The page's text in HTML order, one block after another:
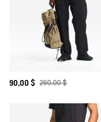
GILET SHERPA RÉVERSIBLE T-KIT
90,00 $ 260,00 $